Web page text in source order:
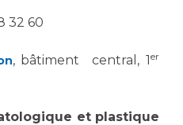
en ligne
techniques
32 60
, bâtiment central, 1er
et plastique